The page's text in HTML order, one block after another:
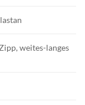
weites-langes